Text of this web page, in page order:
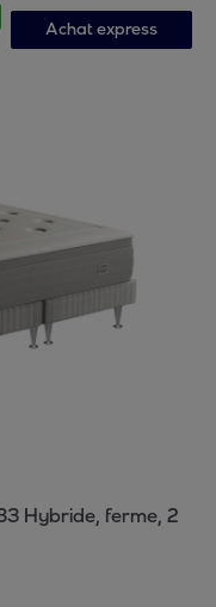
Achat express
Hybride, ferme, 2